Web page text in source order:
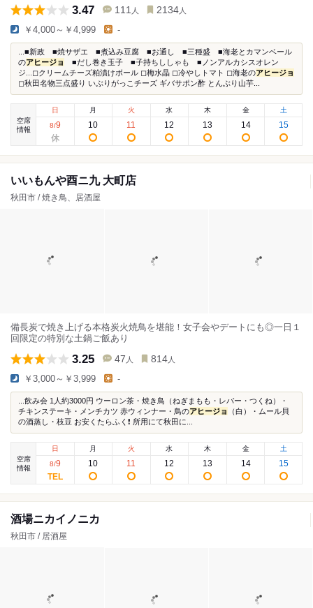
3.47 111 人 2134 人
￥4,000～￥4,999 -
...■新政 ■焼サザエ ■煮込み豆腐 ■お通し ■三種盛 ■海老とカマンベール
のアヒージョ
■だし巻き玉子 ■子持ちししゃも ■ノンアルカシスオレン
ジ...◻︎クリームチーズ粕漬けボール ◻︎梅水晶 ◻︎冷やしトマト ◻︎海老のアヒージョ
◻︎秋田名物三点盛り いぶりがっこチーズ ギバサポン酢 とんぶり山芋...
空席
情報
日
8/9
月
10
火
11
水
12
木
13
金
14
土
15
いいもんや酉ニ九 大町店
秋田市 / 焼き鳥、居酒屋
備長炭で焼き上げる本格炭火焼鳥を堪能！女子会やデートにも◎一日１
回限定の特別な土鍋ご飯あり
3.25 47 人 814 人
￥3,000～￥3,999 -
...飲み会 1人約3000円 ウーロン茶・焼き鳥（ねぎまもも・レバー・つくね）・
チキンステーキ・メンチカツ 赤ウィンナー・鳥のアヒージョ
（白）・ムール貝
の酒蒸し・枝豆 お安くたらふく❗ 所用にて秋田に...
空席
情報
日
8/9
月
10
火
11
水
12
木
13
金
14
土
15
酒場ニカイノニカ
秋田市 / 居酒屋